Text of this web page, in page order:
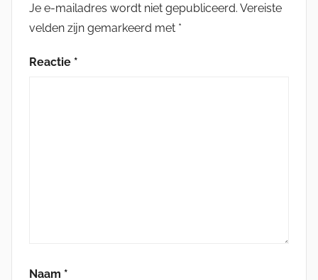
Je e-mailadres wordt niet gepubliceerd. Vereiste
velden zijn gemarkeerd met *
Reactie *
Naam *